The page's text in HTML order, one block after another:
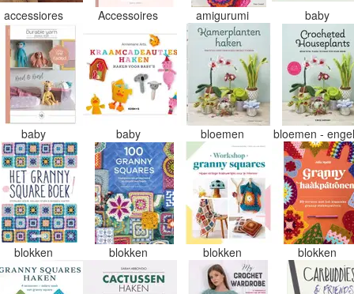
accessiores Accessoires amigurumi baby
baby baby bloemen bloemen -
blokken blokken blokken blokken